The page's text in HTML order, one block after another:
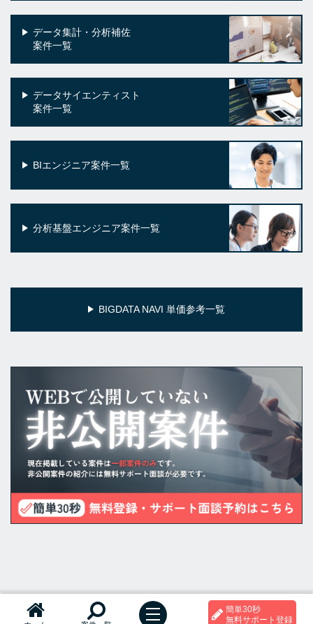
データ集計・分析補佐
案件一覧
データサイエンティスト
案件一覧
BIエンジニア案件一覧
分析基盤エンジニア案件一覧
BIGDATA NAVI 単価参考一覧
t
簡単30秒
無料サポート登録